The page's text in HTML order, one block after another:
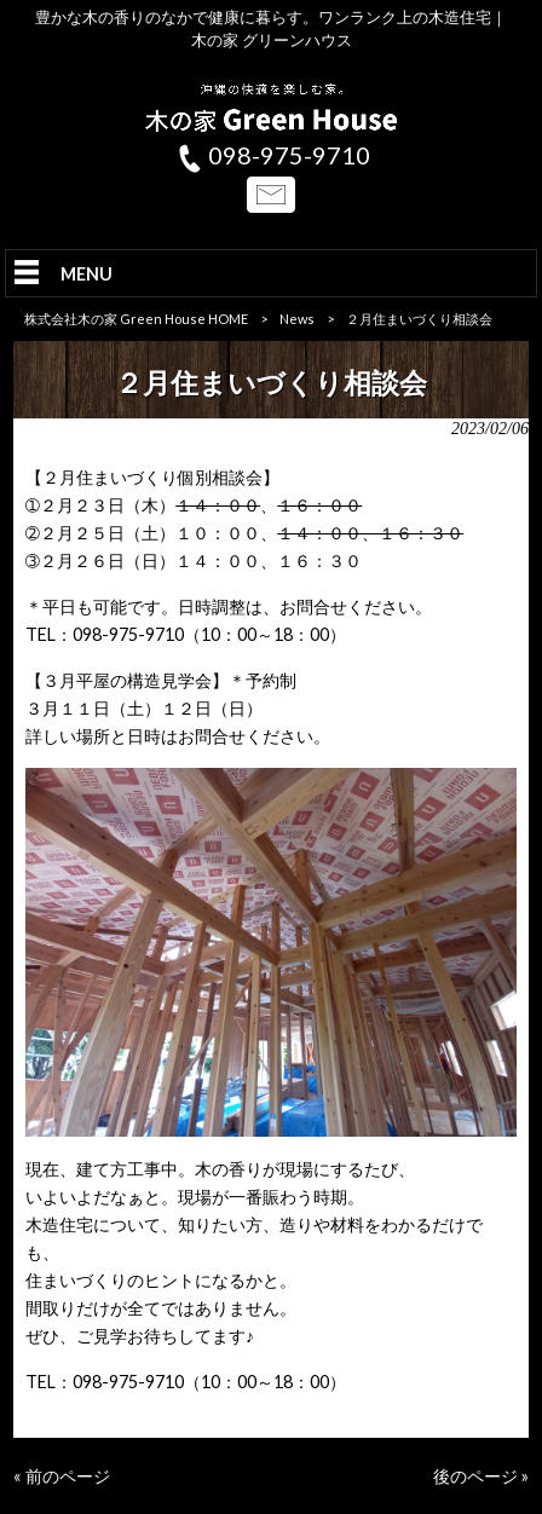
豊かな木の香りのなかで健康に暮らす。ワンランク上の木造住宅｜
木の家 グリーンハウス
098-975-9710
MENU
株式会社木の家 Green House HOME > News > ２月住まいづくり相談会
２月住まいづくり相談会
2023/02/06
【２月住まいづくり個別相談会】
➀２月２３日（木）１４：００、１６：００
➁２月２５日（土）１０：００、１４：００、１６：３０
➂２月２６日（日）１４：００、１６：３０
＊平日も可能です。日時調整は、お問合せください。
TEL：098-975-9710（10：00～18：00）
【３月平屋の構造見学会】＊予約制
３月１１日（土）１２日（日）
詳しい場所と日時はお問合せください。
現在、建て方工事中。木の香りが現場にするたび、
いよいよだなぁと。現場が一番賑わう時期。
木造住宅について、知りたい方、造りや材料をわかるだけで
も、
住まいづくりのヒントになるかと。
間取りだけが全てではありません。
ぜひ、ご見学お待ちしてます♪
TEL：098-975-9710（10：00～18：00）
« 前のページ 後のページ »